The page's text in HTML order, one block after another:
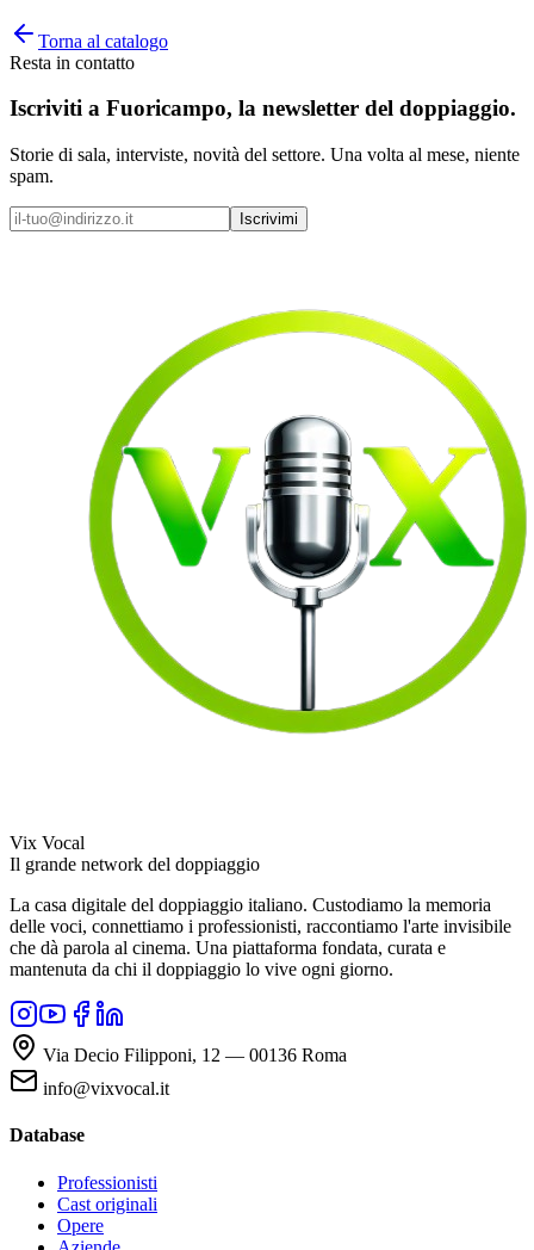
Torna al catalogo
Resta in contatto
Iscriviti a Fuoricampo, la newsletter del doppiaggio.
Storie di sala, interviste, novità del settore. Una volta al mese, niente
spam.
Iscrivimi
Vix Vocal
Il grande network del doppiaggio
La casa digitale del doppiaggio italiano. Custodiamo la memoria
delle voci, connettiamo i professionisti, raccontiamo l'arte invisibile
che dà parola al cinema. Una piattaforma fondata, curata e
mantenuta da chi il doppiaggio lo vive ogni giorno.
Via Decio Filipponi, 12 — 00136 Roma
info@vixvocal.it
Database
Professionisti
Cast originali
Opere